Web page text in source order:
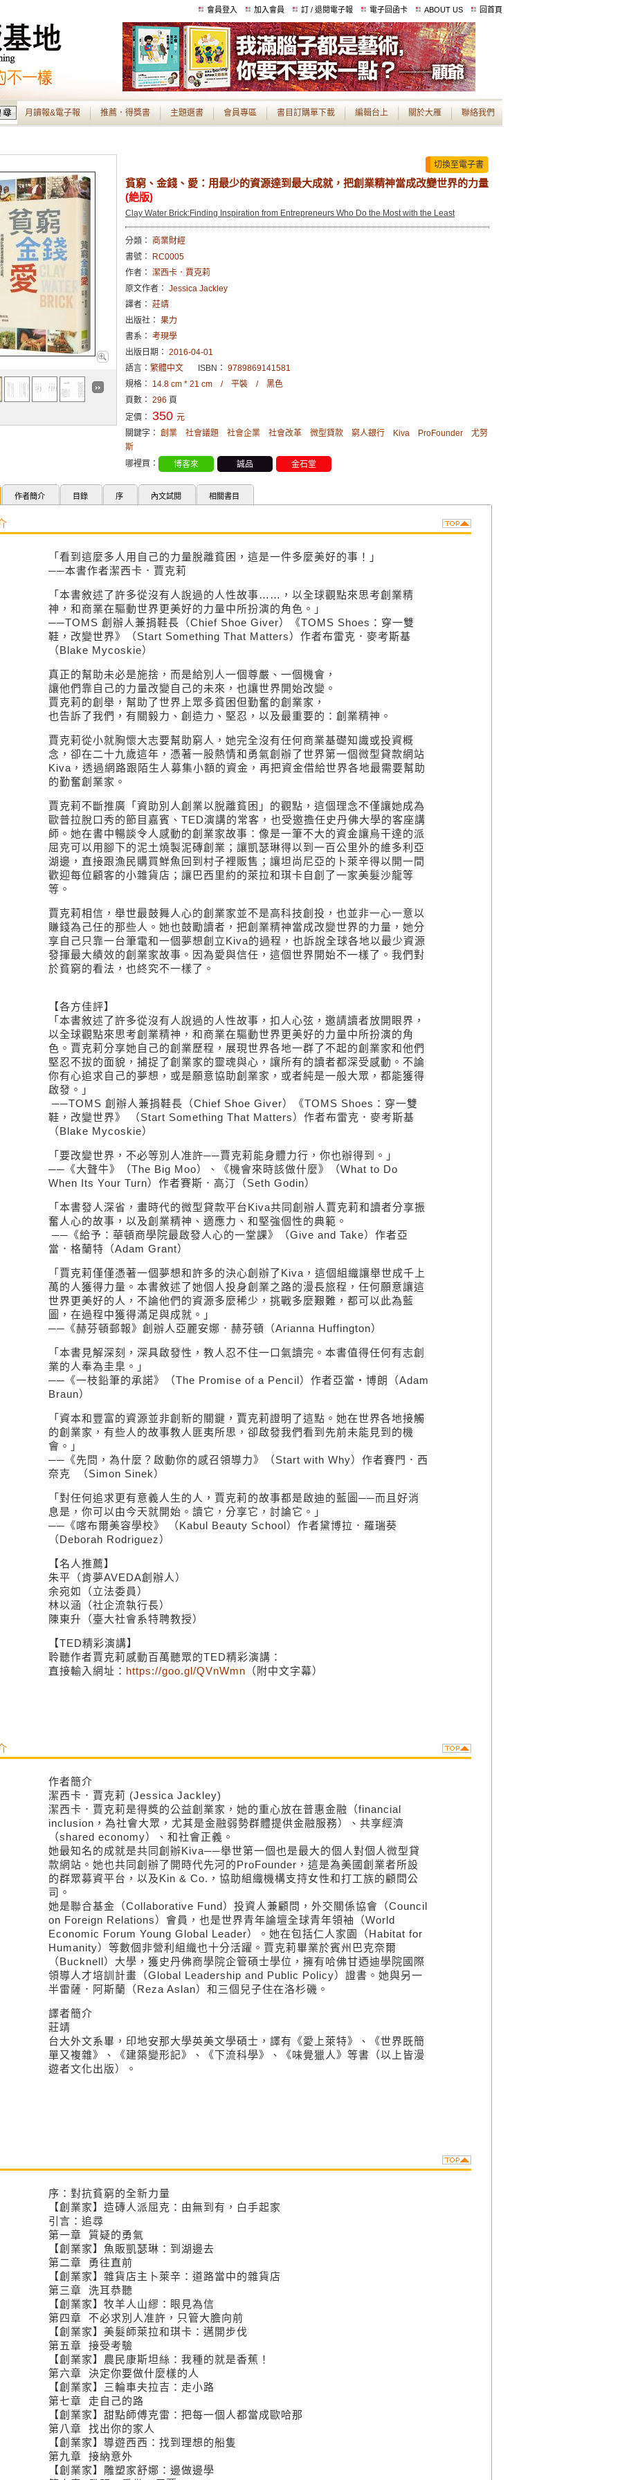
會員登入 加入會員 訂 / 退閱電子報 電子回函卡 ABOUT US 回首頁
月讀報&電子報 推薦．得獎書 主題選書 會員專區 書目訂購單下載 編輯台上 關於大雁 聯絡我們
切換至電子書
貧窮、金錢、愛：用最少的資源達到最大成就，把創業精神當成改變世界的力量
(絶版)
Clay Water Brick:Finding Inspiration from Entrepreneurs Who Do the Most with the Least
分類： 商業財經
書號：
RC0005
作者： 潔西卡．賈克莉
原文作者： Jessica Jackley
譯者： 莊靖
出版社： 果力
書系： 考現學
出版日期： 2016-04-01
語言： 繁體中文 ISBN： 9789869141581
規格： 14.8 cm * 21 cm / 平裝 / 黑色
頁數： 296 頁
定價： 350 元
關鍵字： 創業 社會議題 社會企業 社會改革 微型貸款 窮人銀行 Kiva ProFounder
尤努
斯
哪裡買：
博客來 誠品 金石堂
作者簡介 目錄 序 內文試閱 相關書目
「看到這麼多人用自己的力量脫離貧困，這是一件多麼美好的事！」
──本書作者潔西卡．賈克莉
「本書敘述了許多從沒有人說過的人性故事……，以全球觀點來思考創業精
神，和商業在驅動世界更美好的力量中所扮演的角色。」
──TOMS 創辦人兼捐鞋長（Chief Shoe Giver）《TOMS Shoes：穿一雙
鞋，改變世界》（Start Something That Matters）作者布雷克．麥考斯基
（Blake Mycoskie）
真正的幫助未必是施捨，而是給別人一個尊嚴、一個機會，
讓他們靠自己的力量改變自己的未來，也讓世界開始改變。
賈克莉的創舉，幫助了世界上眾多貧困但勤奮的創業家，
也告訴了我們，有關毅力、創造力、堅忍，以及最重要的：創業精神。
賈克莉從小就胸懷大志要幫助窮人，她完全沒有任何商業基礎知識或投資概
念，卻在二十九歲這年，憑著一股熱情和勇氣創辦了世界第一個微型貸款網站
Kiva，透過網路跟陌生人募集小額的資金，再把資金借給世界各地最需要幫助
的勤奮創業家。
賈克莉不斷推廣「資助別人創業以脫離貧困」的觀點，這個理念不僅讓她成為
歐普拉脫口秀的節目嘉賓、TED演講的常客，也受邀擔任史丹佛大學的客座講
師。她在書中暢談令人感動的創業家故事：像是一筆不大的資金讓烏干達的派
屈克可以用腳下的泥土燒製泥磚創業；讓凱瑟琳得以到一百公里外的維多利亞
湖邊，直接跟漁民購買鮮魚回到村子裡販售；讓坦尚尼亞的卜萊辛得以開一間
歡迎每位顧客的小雜貨店；讓巴西里約的萊拉和琪卡自創了一家美髮沙龍等
等。
賈克莉相信，舉世最鼓舞人心的創業家並不是高科技創投，也並非一心一意以
賺錢為己任的那些人。她也鼓勵讀者，把創業精神當成改變世界的力量，她分
享自己只靠一台筆電和一個夢想創立Kiva的過程，也訴說全球各地以最少資源
發揮最大績效的創業家故事。因為愛與信任，這個世界開始不一樣了。我們對
於貧窮的看法，也終究不一樣了。
【各方佳評】
「本書敘述了許多從沒有人說過的人性故事，扣人心弦，邀請讀者放開眼界，
以全球觀點來思考創業精神，和商業在驅動世界更美好的力量中所扮演的角
色。賈克莉分享她自己的創業歷程，展現世界各地一群了不起的創業家和他們
堅忍不拔的面貌，捕捉了創業家的靈魂與心，讓所有的讀者都深受感動。不論
你有心追求自己的夢想，或是願意協助創業家，或者純是一般大眾，都能獲得
啟發。」
──TOMS 創辦人兼捐鞋長（Chief Shoe Giver）《TOMS Shoes：穿一雙
鞋，改變世界》 （Start Something That Matters）作者布雷克．麥考斯基
（Blake Mycoskie）
「要改變世界，不必等別人准許──賈克莉能身體力行，你也辦得到。」
──《大聲牛》（The Big Moo）、《機會來時該做什麼》（What to Do
When Its Your Turn）作者賽斯．高汀（Seth Godin）
「本書發人深省，畫時代的微型貸款平台Kiva共同創辦人賈克莉和讀者分享振
奮人心的故事，以及創業精神、適應力、和堅強個性的典範。
──《給予：華頓商學院最啟發人心的一堂課》（Give and Take）作者亞
當．格蘭特（Adam Grant）
「賈克莉僅僅憑著一個夢想和許多的決心創辦了Kiva，這個組織讓舉世成千上
萬的人獲得力量。本書敘述了她個人投身創業之路的漫長旅程，任何願意讓這
世界更美好的人，不論他們的資源多麼稀少，挑戰多麼艱難，都可以此為藍
圖，在過程中獲得滿足與成就。」
──《赫芬頓郵報》創辦人亞麗安娜．赫芬頓（Arianna Huffington）
「本書見解深刻，深具啟發性，教人忍不住一口氣讀完。本書值得任何有志創
業的人奉為圭臬。」
──《一枝鉛筆的承諾》（The Promise of a Pencil）作者亞當‧博朗（Adam
Braun）
「資本和豐富的資源並非創新的關鍵，賈克莉證明了這點。她在世界各地接觸
的創業家，有些人的故事教人匪夷所思，卻啟發我們看到先前未能見到的機
會。」
──《先問，為什麼？啟動你的感召領導力》（Start with Why）作者賽門．西
奈克 （Simon Sinek）
「對任何追求更有意義人生的人，賈克莉的故事都是啟迪的藍圖──而且好消
息是，你可以由今天就開始。讀它，分享它，討論它。」
──《喀布爾美容學校》 （Kabul Beauty School）作者黛博拉．羅瑞葵
（Deborah Rodriguez）
【名人推薦】
朱平（肯夢AVEDA創辦人）
余宛如（立法委員）
林以涵（社企流執行長）
陳東升（臺大社會系特聘教授）
【TED精彩演講】
聆聽作者賈克莉感動百萬聽眾的TED精彩演講：
直接輸入網址： https://goo.gl/QVnWmn （附中文字幕）
作者簡介
潔西卡．賈克莉 (Jessica Jackley)
潔西卡．賈克莉是得獎的公益創業家，她的重心放在普惠金融（financial
inclusion，為社會大眾，尤其是金融弱勢群體提供金融服務）、共享經濟
（shared economy）、和社會正義。
她最知名的成就是共同創辦Kiva──舉世第一個也是最大的個人對個人微型貸
款網站。她也共同創辦了開時代先河的ProFounder，這是為美國創業者所設
的群眾募資平台，以及Kin & Co.，協助組織機構支持女性和打工族的顧問公
司。
她是聯合基金（Collaborative Fund）投資人兼顧問，外交關係協會（Council
on Foreign Relations）會員，也是世界青年論壇全球青年領袖（World
Economic Forum Young Global Leader）。她在包括仁人家園（Habitat for
Humanity）等數個非營利組織也十分活躍。賈克莉畢業於賓州巴克奈爾
（Bucknell）大學，獲史丹佛商學院企管碩士學位，擁有哈佛甘迺迪學院國際
領導人才培訓計畫（Global Leadership and Public Policy）證書。她與另一
半雷薩．阿斯蘭（Reza Aslan）和三個兒子住在洛杉磯。
譯者簡介
莊靖
台大外文系畢，印地安那大學英美文學碩士，譯有《愛上萊特》、《世界既簡
單又複雜》、《建築變形記》、《下流科學》、《味覺獵人》等書（以上皆漫
遊者文化出版）。
序：對抗貧窮的全新力量
【創業家】造磚人派屈克：由無到有，白手起家
引言：追尋
第一章 質疑的勇氣
【創業家】魚販凱瑟琳：到湖邊去
第二章 勇往直前
【創業家】雜貨店主卜萊辛：道路當中的雜貨店
第三章 洗耳恭聽
【創業家】牧羊人山繆：眼見為信
第四章 不必求別人准許，只管大膽向前
【創業家】美髮師萊拉和琪卡：邁開步伐
第五章 接受考驗
【創業家】農民康斯坦絲：我種的就是香蕉！
第六章 決定你要做什麼樣的人
【創業家】三輪車夫拉吉：走小路
第七章 走自己的路
【創業家】甜點師傅克雷：把每一個人都當成歐哈那
第八章 找出你的家人
【創業家】導遊西西：找到理想的船隻
第九章 接納意外
【創業家】雕塑家舒娜：邊做邊學